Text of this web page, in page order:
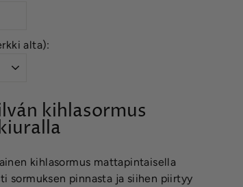
alta):
kihlasormus
kihlasormus mattapintaisella
sormuksen pinnasta ja siihen piirtyy